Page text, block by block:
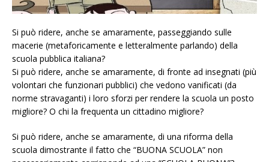
Si può ridere, anche se amaramente, passeggiando sulle
macerie (metaforicamente e letteralmente parlando) della
scuola pubblica italiana?
Si può ridere, anche se amaramente, di fronte ad insegnati (più
volontari che funzionari pubblici) che vedono vanificati (da
norme stravaganti) i loro sforzi per rendere la scuola un posto
migliore? O chi la frequenta un cittadino migliore?
Si può ridere, anche se amaramente, di una riforma della
scuola dimostrante il fatto che “BUONA SCUOLA” non